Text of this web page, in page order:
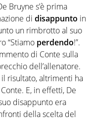
Bruyne s’è prima
di disappunto in
un rimbrotto al suo
“Stiamo perdendo!”.
di Conte sulla
dell’allenatore.
risultato, altrimenti ha
E, in effetti, De
disappunto era
della scelta del